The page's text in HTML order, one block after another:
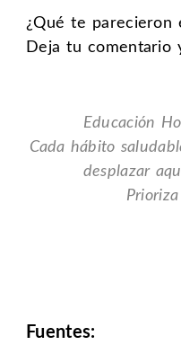
¿Qué te parecieron
Deja tu comentario
Educación
Cada hábito
desplazar
Fuentes: